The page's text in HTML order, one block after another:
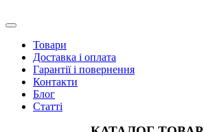
Товари
Доставка і оплата
Гарантії і повернення
Контакти
Блог
Статті